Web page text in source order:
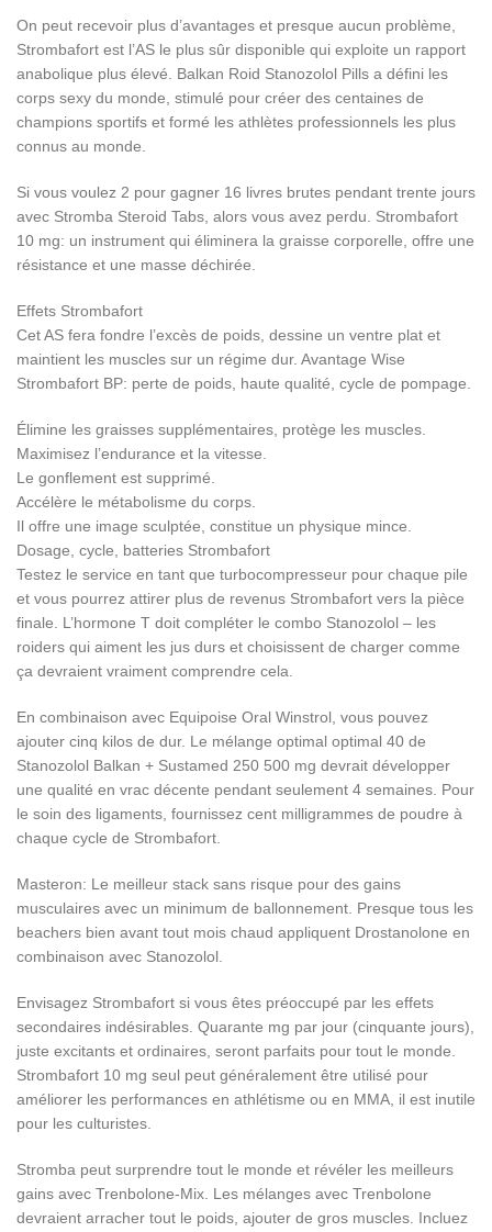
On peut recevoir plus d’avantages et presque aucun problème,
Strombafort est l’AS le plus sûr disponible qui exploite un rapport
anabolique plus élevé. Balkan Roid Stanozolol Pills a défini les
corps sexy du monde, stimulé pour créer des centaines de
champions sportifs et formé les athlètes professionnels les plus
connus au monde.
Si vous voulez 2 pour gagner 16 livres brutes pendant trente jours
avec Stromba Steroid Tabs, alors vous avez perdu. Strombafort
10 mg: un instrument qui éliminera la graisse corporelle, offre une
résistance et une masse déchirée.
Effets Strombafort
Cet AS fera fondre l’excès de poids, dessine un ventre plat et
maintient les muscles sur un régime dur. Avantage Wise
Strombafort BP: perte de poids, haute qualité, cycle de pompage.
Élimine les graisses supplémentaires, protège les muscles.
Maximisez l’endurance et la vitesse.
Le gonflement est supprimé.
Accélère le métabolisme du corps.
Il offre une image sculptée, constitue un physique mince.
Dosage, cycle, batteries Strombafort
Testez le service en tant que turbocompresseur pour chaque pile
et vous pourrez attirer plus de revenus Strombafort vers la pièce
finale. L’hormone T doit compléter le combo Stanozolol – les
roiders qui aiment les jus durs et choisissent de charger comme
ça devraient vraiment comprendre cela.
En combinaison avec Equipoise Oral Winstrol, vous pouvez
ajouter cinq kilos de dur. Le mélange optimal optimal 40 de
Stanozolol Balkan + Sustamed 250 500 mg devrait développer
une qualité en vrac décente pendant seulement 4 semaines. Pour
le soin des ligaments, fournissez cent milligrammes de poudre à
chaque cycle de Strombafort.
Masteron: Le meilleur stack sans risque pour des gains
musculaires avec un minimum de ballonnement. Presque tous les
beachers bien avant tout mois chaud appliquent Drostanolone en
combinaison avec Stanozolol.
Envisagez Strombafort si vous êtes préoccupé par les effets
secondaires indésirables. Quarante mg par jour (cinquante jours),
juste excitants et ordinaires, seront parfaits pour tout le monde.
Strombafort 10 mg seul peut généralement être utilisé pour
améliorer les performances en athlétisme ou en MMA, il est inutile
pour les culturistes.
Stromba peut surprendre tout le monde et révéler les meilleurs
gains avec Trenbolone-Mix. Les mélanges avec Trenbolone
devraient arracher tout le poids, ajouter de gros muscles. Incluez